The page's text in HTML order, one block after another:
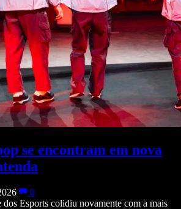
se encontram em nova
0
Esports colidiu novamente com a mais